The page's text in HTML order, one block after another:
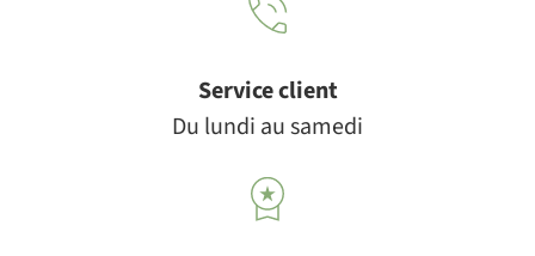
Service client
Du lundi au samedi